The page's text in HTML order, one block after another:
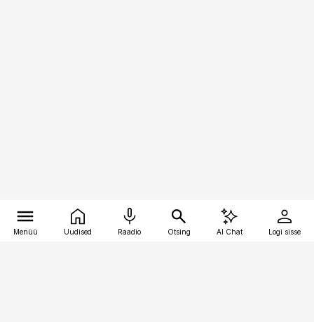
Menüü Uudised Raadio Otsing AI Chat Logi sisse